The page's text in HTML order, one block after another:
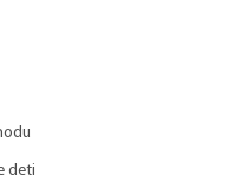
deti